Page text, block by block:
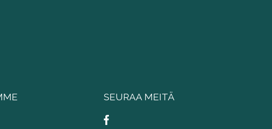
SEURAA MEITÄ